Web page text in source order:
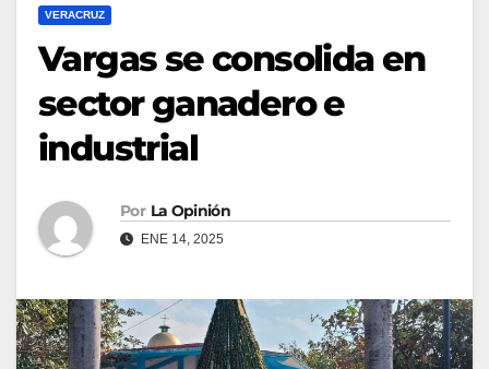
VERACRUZ
Vargas se consolida en
sector ganadero e
industrial
Por La Opinión
ENE 14, 2025